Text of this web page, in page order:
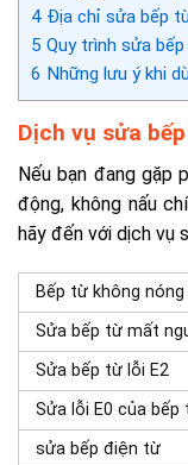
4 Địa chỉ sửa bếp
5 Quy trình sửa
6 Những lưu ý khi
Dịch vụ sửa
Nếu bạn đang gặp
động, không nấu
hãy đến với dịch vụ
Bếp từ không nóng
Sửa bếp từ mất
Sửa bếp từ lỗi E2
Sửa lỗi E0 của bếp
sửa bếp điện từ